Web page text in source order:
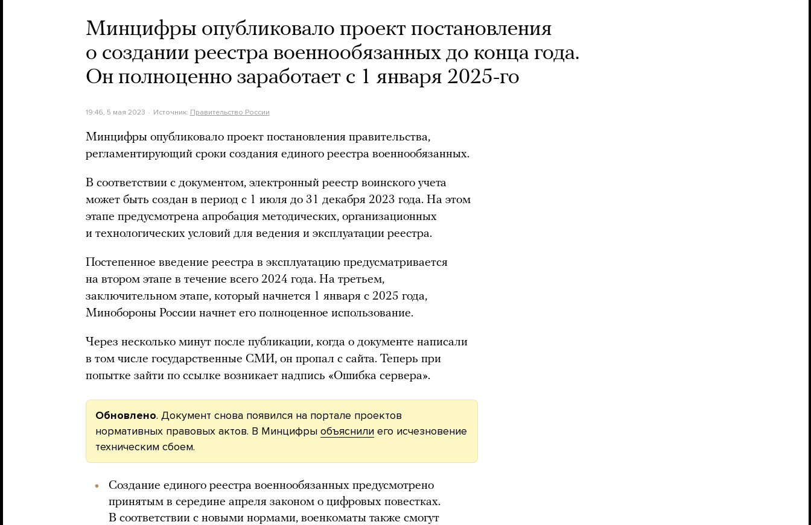
Минцифры опубликовало проект постановления
о создании реестра военнообязанных до конца года.
Он полноценно заработает с 1 января 2025-го
19:46, 5 мая 2023 Источник: Правительство России
Минцифры опубликовало проект постановления правительства,
регламентирующий сроки создания единого реестра военнообязанных.
В соответствии с документом, электронный реестр воинского учета
может быть создан в период с 1 июля до 31 декабря 2023 года. На этом
этапе предусмотрена апробация методических, организационных
и технологических условий для ведения и эксплуатации реестра.
Постепенное введение реестра в эксплуатацию предусматривается
на втором этапе в течение всего 2024 года. На третьем,
заключительном этапе, который начнется 1 января с 2025 года,
Минобороны России начнет его полноценное использование.
Через несколько минут после публикации, когда о документе написали
в том числе государственные СМИ, он пропал с сайта. Теперь при
попытке зайти по ссылке возникает надпись «Ошибка сервера».
Обновлено. Документ снова появился на портале проектов
нормативных правовых актов. В Минцифры объяснили его исчезновение
техническим сбоем.
Создание единого реестра военнообязанных предусмотрено
принятым в середине апреля законом о цифровых повестках.
В соответствии с новыми нормами, военкоматы также смогут